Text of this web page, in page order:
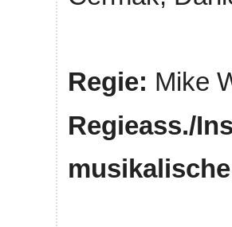
Regie: Mike
Regieass./